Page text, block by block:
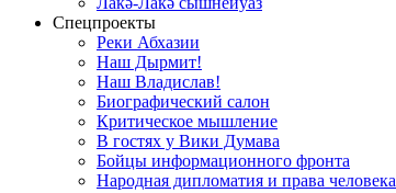
Спецпроекты
Реки Абхазии
Наш Дырмит!
Наш Владислав!
Биографический салон
Критическое мышление
В гостях у Вики Думава
Бойцы информационного фронта
Народная дипломатия и права человека